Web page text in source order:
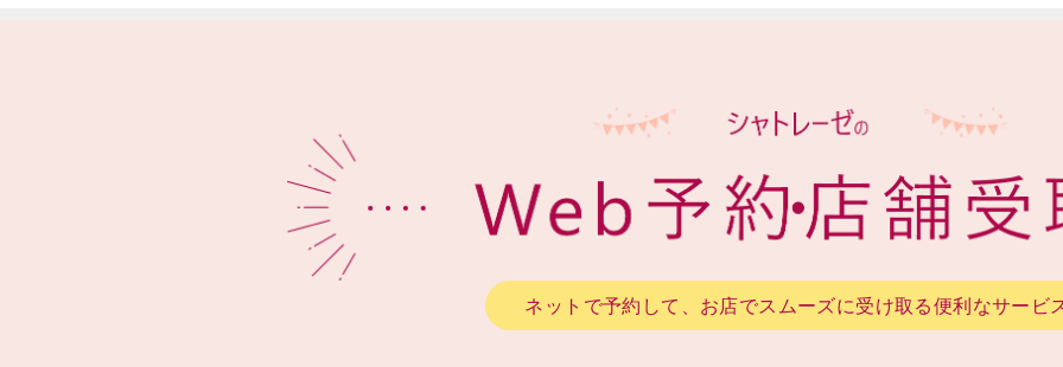
ネットで予約して、お店でスムーズに受け取る便利なサービ